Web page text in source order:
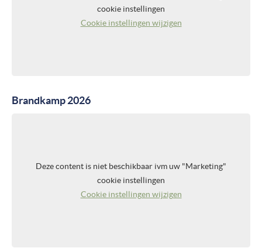
cookie instellingen
Cookie instellingen wijzigen
Brandkamp 2026
Deze content is niet beschikbaar ivm uw "Marketing"
cookie instellingen
Cookie instellingen wijzigen